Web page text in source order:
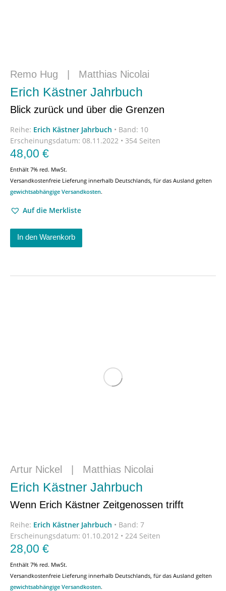
Remo Hug Matthias Nicolai
Erich Kästner Jahrbuch
Blick zurück und über die Grenzen
Reihe: Erich Kästner Jahrbuch • Band: 10
Erscheinungsdatum: 08.11.2022 • 354 Seiten
48,00 €
Enthält 7% red. MwSt.
Versandkostenfreie Lieferung innerhalb Deutschlands, für das Ausland gelten
gewichtsabhängige Versandkosten.
Auf die Merkliste
In den Warenkorb
Artur Nickel Matthias Nicolai
Erich Kästner Jahrbuch
Wenn Erich Kästner Zeitgenossen trifft
Reihe: Erich Kästner Jahrbuch • Band: 7
Erscheinungsdatum: 01.10.2012 • 224 Seiten
28,00 €
Enthält 7% red. MwSt.
Versandkostenfreie Lieferung innerhalb Deutschlands, für das Ausland gelten
gewichtsabhängige Versandkosten.